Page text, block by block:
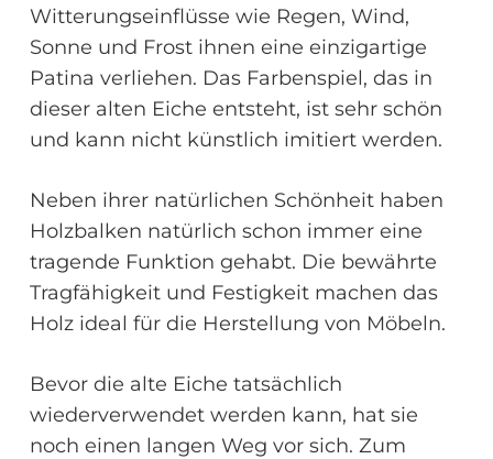
Witterungseinflüsse wie Regen, Wind,
Sonne und Frost ihnen eine einzigartige
Patina verliehen. Das Farbenspiel, das in
dieser alten Eiche entsteht, ist sehr schön
und kann nicht künstlich imitiert werden.
Neben ihrer natürlichen Schönheit haben
Holzbalken natürlich schon immer eine
tragende Funktion gehabt. Die bewährte
Tragfähigkeit und Festigkeit machen das
Holz ideal für die Herstellung von Möbeln.
Bevor die alte Eiche tatsächlich
wiederverwendet werden kann, hat sie
noch einen langen Weg vor sich. Zum